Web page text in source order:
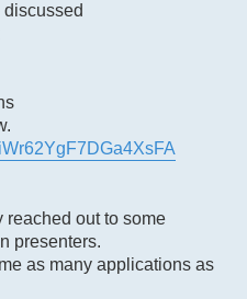
test
out to some
presenters.
as many applications as